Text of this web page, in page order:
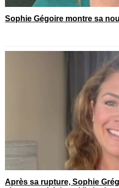
Sophie Gégoire montre sa
Après sa rupture, Sophie